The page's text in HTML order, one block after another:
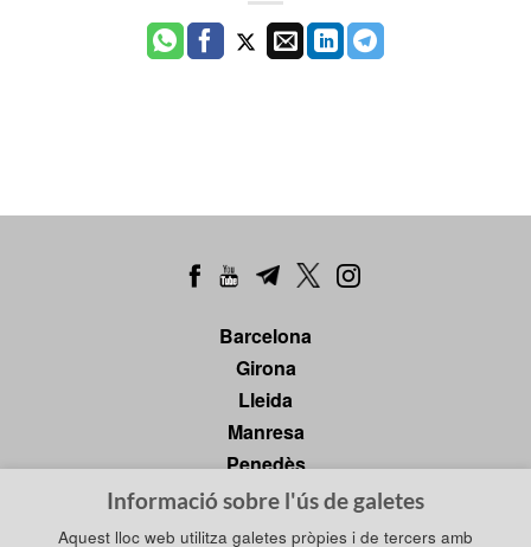
Barcelona
Girona
Lleida
Manresa
Penedès
Tarragona
Tortosa
Informació sobre l'ús de galetes
Aquest lloc web utilitza galetes pròpies i de tercers amb